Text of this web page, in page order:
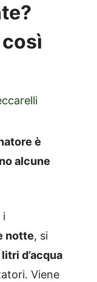
è
alcune
i
notte, si
d’acqua
Viene